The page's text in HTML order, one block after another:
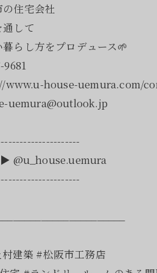
住宅会社
して
らし方をプロデュース🌱
www.u-house-uemura.com/
uemura@outlook.jp
@u_house.uemura
建築 #松阪市工務店